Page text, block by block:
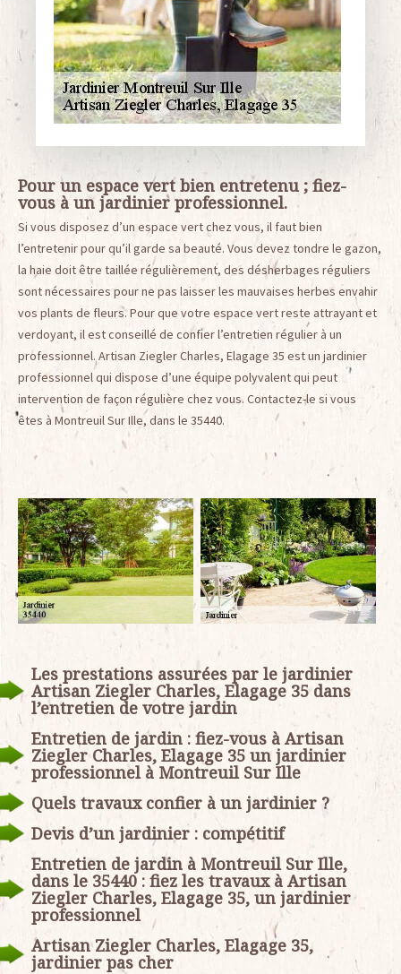
Pour un espace vert bien entretenu ; fiez-
vous à un jardinier professionnel.
Si vous disposez d’un espace vert chez vous, il faut bien
l’entretenir pour qu’il garde sa beauté. Vous devez tondre le gazon,
la haie doit être taillée régulièrement, des désherbages réguliers
sont nécessaires pour ne pas laisser les mauvaises herbes envahir
vos plants de fleurs. Pour que votre espace vert reste attrayant et
verdoyant, il est conseillé de confier l’entretien régulier à un
professionnel. Artisan Ziegler Charles, Elagage 35 est un jardinier
professionnel qui dispose d’une équipe polyvalent qui peut
intervention de façon régulière chez vous. Contactez-le si vous
êtes à Montreuil Sur Ille, dans le 35440.
Les prestations assurées par le jardinier
Artisan Ziegler Charles, Elagage 35 dans
l’entretien de votre jardin
Entretien de jardin : fiez-vous à Artisan
Ziegler Charles, Elagage 35 un jardinier
professionnel à Montreuil Sur Ille
Quels travaux confier à un jardinier ?
Devis d’un jardinier : compétitif
Entretien de jardin à Montreuil Sur Ille,
dans le 35440 : fiez les travaux à Artisan
Ziegler Charles, Elagage 35, un jardinier
professionnel
Artisan Ziegler Charles, Elagage 35,
jardinier pas cher